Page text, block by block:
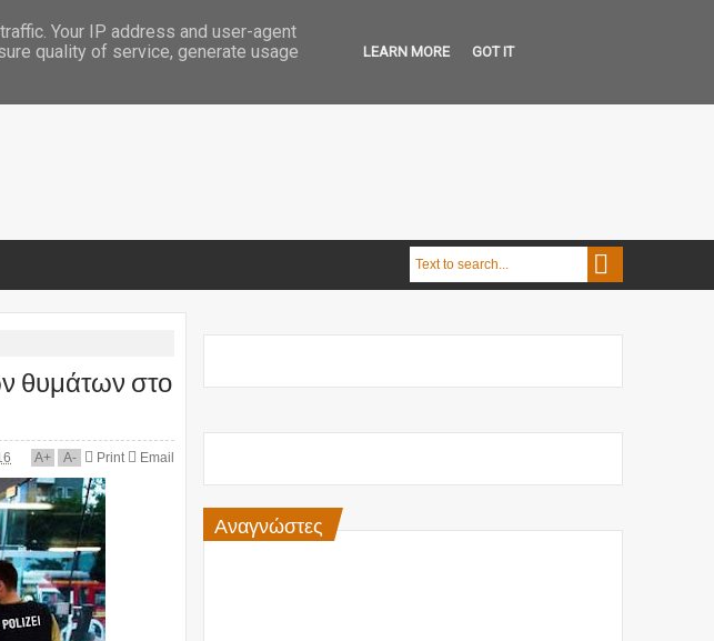
θυμάτων στο
A+ A- Print Email
Αναγνώστες
Your IP address and user-agent
quality of service, generate usage
LEARN MORE GOT IT